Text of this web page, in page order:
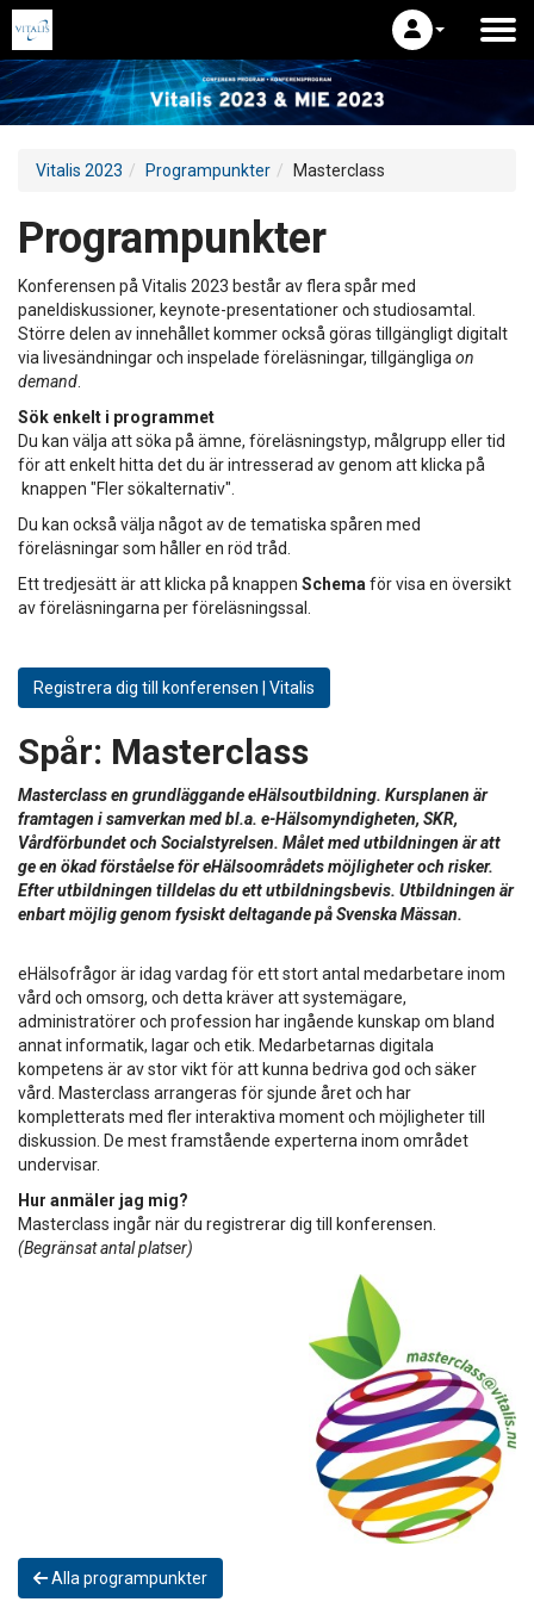
Vitalis 2023 Programpunkter Masterclass
Programpunkter
Konferensen på Vitalis 2023 består av flera spår med
paneldiskussioner, keynote-presentationer och studiosamtal.
Större delen av innehållet kommer också göras tillgängligt digitalt
via livesändningar och inspelade föreläsningar, tillgängliga on
demand
Sök enkelt i programmet
Du kan välja att söka på ämne, föreläsningstyp, målgrupp eller tid
för att enkelt hitta det du är intresserad av genom att klicka på
knappen "Fler sökalternativ".
Du kan också välja något av de tematiska spåren med
föreläsningar som håller en röd tråd.
Ett tredjesätt är att klicka på knappen Schema för visa en översikt
av föreläsningarna per föreläsningssal.
Registrera dig till konferensen | Vitalis
Spår: Masterclass
Masterclass en grundläggande eHälsoutbildning. Kursplanen är
framtagen i samverkan med bl.a. e-Hälsomyndigheten, SKR,
Vårdförbundet och Socialstyrelsen. Målet med utbildningen är att
ge en ökad förståelse för eHälsoområdets möjligheter och risker.
Efter utbildningen tilldelas du ett utbildningsbevis. Utbildningen är
enbart möjlig genom fysiskt deltagande på Svenska Mässan.
eHälsofrågor är idag vardag för ett stort antal medarbetare inom
vård och omsorg, och detta kräver att systemägare,
administratörer och profession har ingående kunskap om bland
annat informatik, lagar och etik. Medarbetarnas digitala
kompetens är av stor vikt för att kunna bedriva god och säker
vård. Masterclass arrangeras för sjunde året och har
kompletterats med fler interaktiva moment och möjligheter till
diskussion. De mest framstående experterna inom området
undervisar.
Hur anmäler jag mig?
Masterclass ingår när du registrerar dig till konferensen.
(Begränsat antal platser)
Alla programpunkter